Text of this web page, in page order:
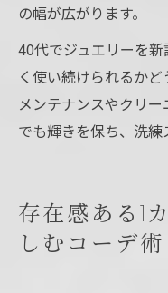
の幅が広がります。
40代でジュエリーを
く使い続けられるか
メンテナンスやクリ
でも輝きを保ち、洗練
存在感ある1
しむコーデ術